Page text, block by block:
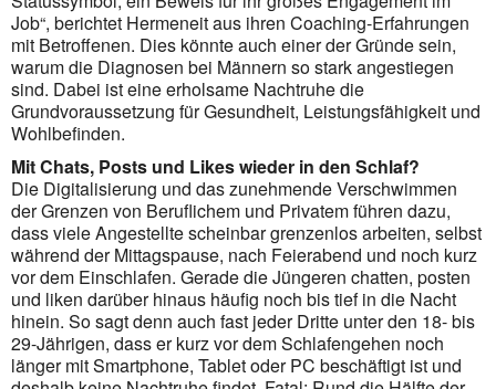
Job“, berichtet Hermeneit aus ihren Coaching-Erfahrungen
mit Betroffenen. Dies könnte auch einer der Gründe sein,
warum die Diagnosen bei Männern so stark angestiegen
sind. Dabei ist eine erholsame Nachtruhe die
Grundvoraussetzung für Gesundheit, Leistungsfähigkeit und
Wohlbefinden.
Mit Chats, Posts und Likes wieder in den Schlaf?
Die Digitalisierung und das zunehmende Verschwimmen
der Grenzen von Beruflichem und Privatem führen dazu,
dass viele Angestellte scheinbar grenzenlos arbeiten, selbst
während der Mittagspause, nach Feier­abend und noch kurz
vor dem Einschlafen. Gerade die Jüngeren chatten, posten
und liken darüber hinaus häufig noch bis tief in die Nacht
hinein. So sagt denn auch fast jeder Dritte unter den 18- bis
29-Jährigen, dass er kurz vor dem Schlafengehen noch
länger mit Smartphone, Tablet oder PC beschäftigt ist und